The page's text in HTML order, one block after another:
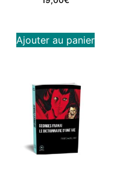
Ajouter au panier